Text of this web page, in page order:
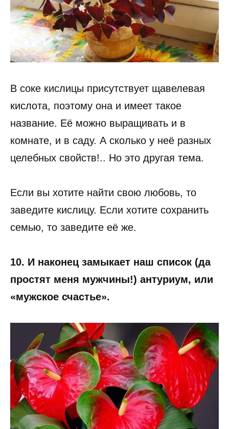
В соке кислицы присутствует щавелевая
кислота, поэтому она и имеет такое
название. Её можно выращивать и в
комнате, и в саду. А сколько у неё разных
целебных свойств!.. Но это другая тема.
Если вы хотите найти свою любовь, то
заведите кислицу. Если хотите сохранить
семью, то заведите её же.
10. И наконец замыкает наш список (да
простят меня мужчины!) антуриум, или
«мужское счастье».